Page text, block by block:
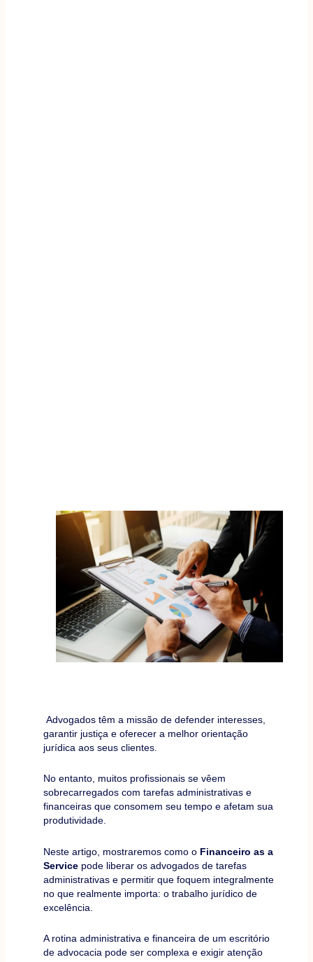
Advogados têm a missão de defender interesses,
garantir justiça e oferecer a melhor orientação
jurídica aos seus clientes.
No entanto, muitos profissionais se vêem
sobrecarregados com tarefas administrativas e
financeiras que consomem seu tempo e afetam sua
produtividade.
Neste artigo, mostraremos como o Financeiro as a
Servicepode liberar os advogados de tarefas
administrativas e permitir que foquem integralmente
no que realmente importa: o trabalho jurídico de
excelência.
A rotina administrativa e financeira de um escritório
de advocacia pode ser complexa e exigir atenção